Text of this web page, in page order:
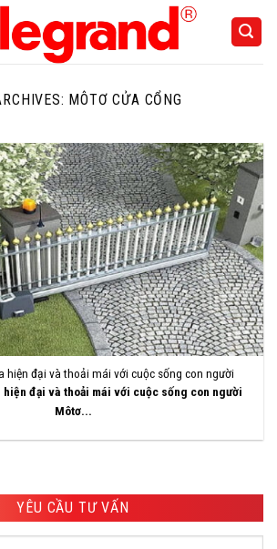
MÔTƠ CỬA CỔNG
hiện đại và thoải mái với cuộc sống con người
đại và thoải mái với cuộc sống con người
Môtơ...
YÊU CẦU TƯ VẤN